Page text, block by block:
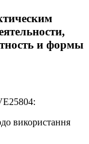
и формы
використання